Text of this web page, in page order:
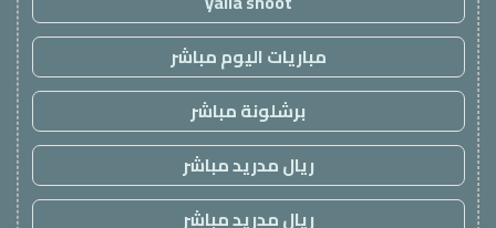
مباريات اليوم مباشر
برشلونة مباشر
ريال مدريد مباشر
ريال مدريد مباشر